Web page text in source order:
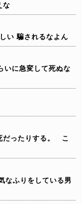
な
い 騙されるなよん
いに急変して死ぬな
だったりする。 こ
なふりをしている男